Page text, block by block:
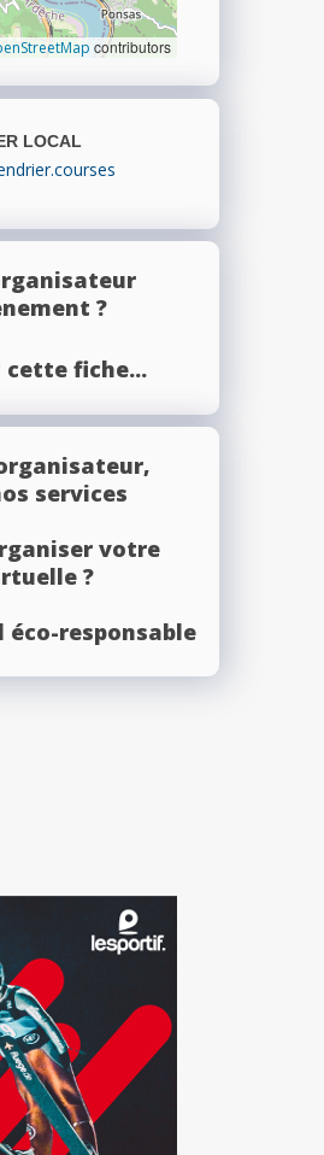
contributors
LOCAL
?
cette fiche...
services
votre
?
éco-responsable